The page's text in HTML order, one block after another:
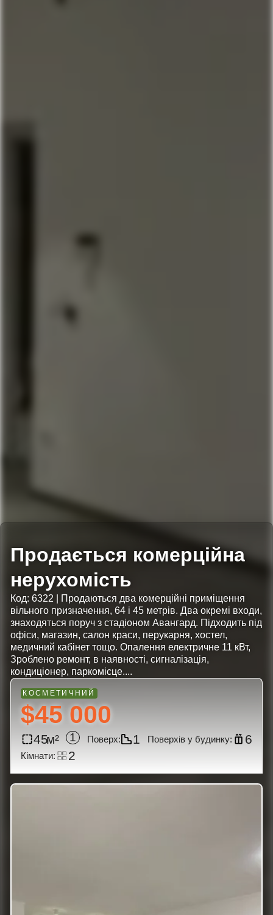
Продається комерційна
нерухомість
Код: 6322 | Продаються два комерційні приміщення
вільного призначення, 64 і 45 метрів. Два окремі входи,
знаходяться поруч з стадіоном Авангард. Підходить під
офіси, магазин, салон краси, перукарня, хостел,
медичний кабінет тощо. Опалення електричне 11 кВт,
Зроблено ремонт, в наявності, сигналізація,
кондиціонер, паркомісце....
$45 000
45 1 1
6
2